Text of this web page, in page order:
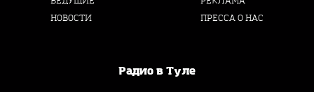
НОВОСТИ
ПРЕССА О НАС
Радио в Туле